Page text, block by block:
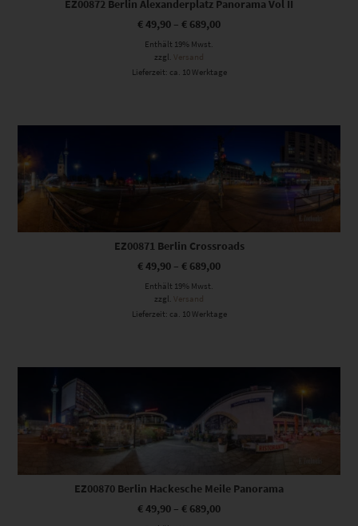
EZ00872 Berlin Alexanderplatz Panorama Vol II
€49,90 – € 689,00
Enthält 19% Mwst.
zzgl.
Versand
Lieferzeit: ca. 10 Werktage
Dieses Produkt weist mehrere Varianten auf. Die Optionen können auf der Produktseite gewählt werden
EZ00871 Berlin Crossroads
€49,90 – € 689,00
Enthält 19% Mwst.
zzgl. Versand
Lieferzeit: ca. 10 Werktage
Dieses Produkt weist mehrere Varianten auf. Die Optionen können auf der Produktseite gewählt werden
EZ00870 Berlin Hackesche Meile Panorama
€49,90 – € 689,00